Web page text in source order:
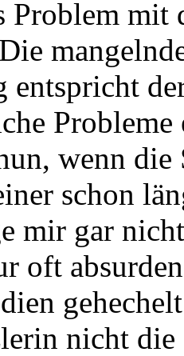
Problem
entspricht
Probleme
wenn
schon
mir gar
oft
nicht